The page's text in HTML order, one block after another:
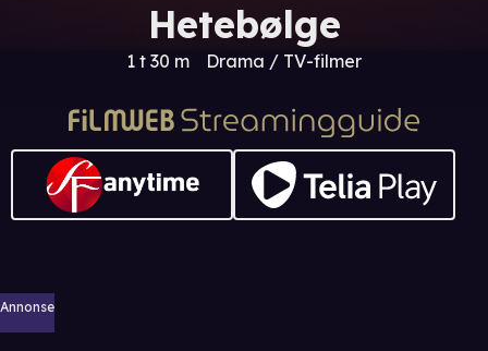
Hetebølge
1 t 30 m Drama / TV-filmer
Annonse